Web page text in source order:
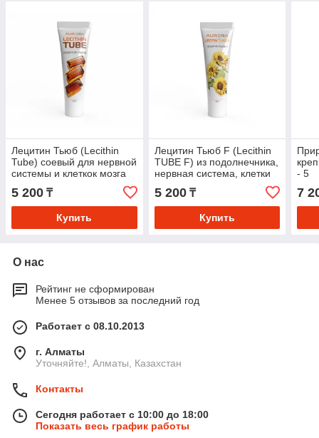
Лецитин Тьюб (Lecithin
Tube) соевый для нервной
системы и клеткок мозга
5 200 ₸
Купить
Лецитин Тьюб F (Lecithin
TUBE F) из подолнечника,
нервная система, клетки
5 200₸
Купить
- 5
7
О нас
Рейтинг не сформирован
Менее 5 отзывов за последний год
Работает с 08.10.2013
г. Алматы
Уточняйте!, Алматы, Казахстан
Контакты
Сегодня работает с 10:00 до 18:00
Показать весь график работы